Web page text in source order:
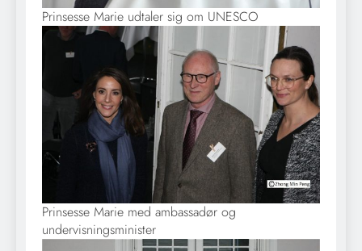
Prinsesse Marie udtaler sig om UNESCO
Prinsesse Marie med ambassadør og
undervisningsminister